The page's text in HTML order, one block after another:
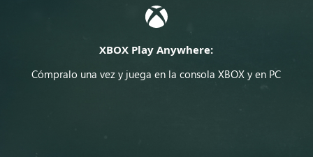
XBOX Play Anywhere:
Cómpralo una vez y juega en la consola XBOX y en PC